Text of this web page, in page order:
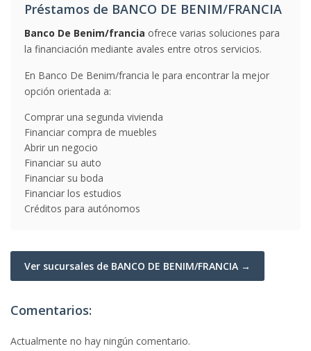
Préstamos de BANCO DE BENIM/FRANCIA
Banco De Benim/francia ofrece varias soluciones para
la financiación mediante avales entre otros servicios.
En Banco De Benim/francia le para encontrar la mejor
opción orientada a:
Comprar una segunda vivienda
Financiar compra de muebles
Abrir un negocio
Financiar su auto
Financiar su boda
Financiar los estudios
Créditos para autónomos
Ver sucursales de BANCO DE BENIM/FRANCIA →
Comentarios:
Actualmente no hay ningún comentario.